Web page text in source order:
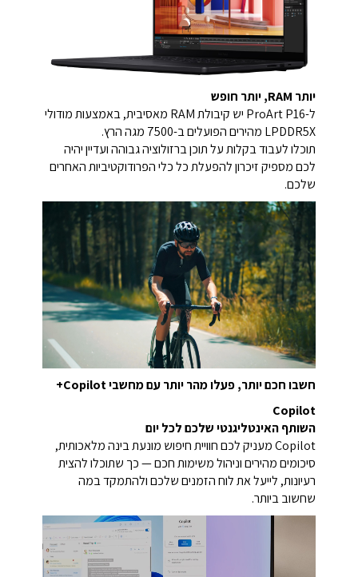
יותר RAM, יותר חופש
ל-ProArt P16 יש קיבולת RAM מאסיבית, באמצעות מודולי
LPDDR5X מהירים הפועלים ב-7500 מגה הרץ.
תוכלו לעבוד בקלות על תוכן ברזולוציה גבוהה ועדיין יהיה
לכם מספיק זיכרון להפעלת כל כלי הפרודוקטיביות האחרים
שלכם.
חשבו חכם יותר, פעלו מהר יותר עם מחשבי Copilot+
Copilot
השותף האינטליגנטי שלכם לכל יום
Copilot מעניק לכם חוויית חיפוש מונעת בינה מלאכותית,
סיכומים מהירים וניהול משימות חכם — כך שתוכלו להצית
רעיונות, לייעל את לוח הזמנים שלכם ולהתמקד במה
שחשוב ביותר.